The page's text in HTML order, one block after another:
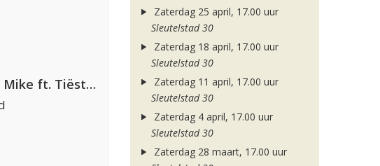
Dimitri Vegas & Like Mike ft. Tiësto, W&W & Dido
Zaterdag 25 april, 17.00 uur
Sleutelstad 30
Zaterdag 18 april, 17.00 uur
Sleutelstad 30
Zaterdag 11 april, 17.00 uur
Sleutelstad 30
Zaterdag 4 april, 17.00 uur
Sleutelstad 30
Zaterdag 28 maart, 17.00 uur